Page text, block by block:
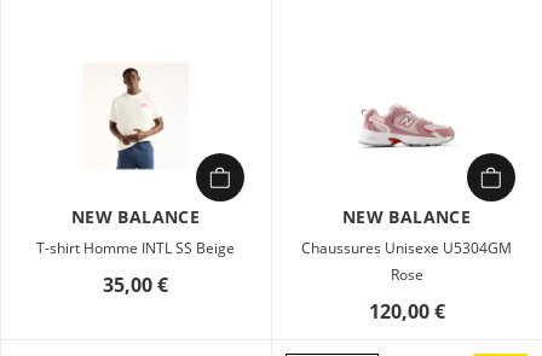
NEW BALANCE
T-shirt Homme INTL SS Beige
35,00 €
NEW BALANCE
Chaussures Unisexe U5304GM
Rose
120,00 €